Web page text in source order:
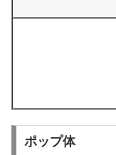
ポップ体